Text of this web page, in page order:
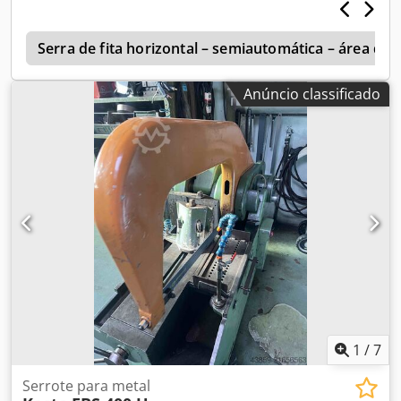
50/64/82/100/128/164 braçadas/min Dimensões da lâmina
de serra 400x36x2 mm Potência de acionamento 1,8 kW
Serra de fita horizontal – semiautomática – área de
Anúncio classificado
1 /7
Serrote para metal